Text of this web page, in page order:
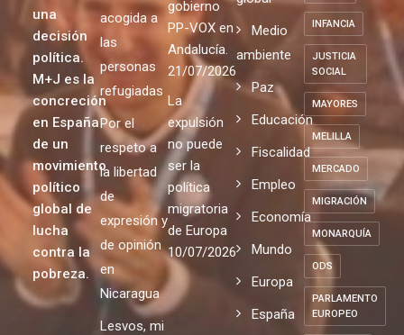
una
decisión
política.
M+J es la
concreción
en España
de un
movimiento
político
global de
lucha
contra la
pobreza.
acogida a
las
personas
refugiadas
Por el
respeto a
la libertad
de
expresión y
de opinión
en
Nicaragua
Lesvos, mi
gobierno
PP-VOX en
Andalucía.
21/07/2026
La
expulsión
no puede
ser la
política
migratoria
de Europa
10/07/2026
Medio
ambiente
Paz
Educación
Fiscalidad
Empleo
Economía
Mundo
Europa
España
INFANCIA
JUSTICIA
SOCIAL
MAYORES
MELILLA
MERCADO
MIGRACIÓN
MONARQUÍA
ODS
PARLAMENTO
EUROPEO